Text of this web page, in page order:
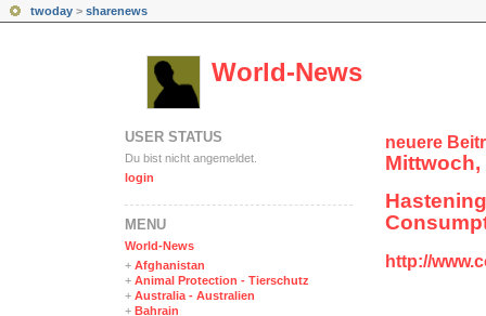
twoday > sharenews
World-News
neuere
Mittwoch,
http://
USER STATUS
Du bist nicht angemeldet.
login
MENÜ
World-News
+ Afghanistan
+ Animal Protection - Tierschutz
+ Australia - Australien
+ Bahrain